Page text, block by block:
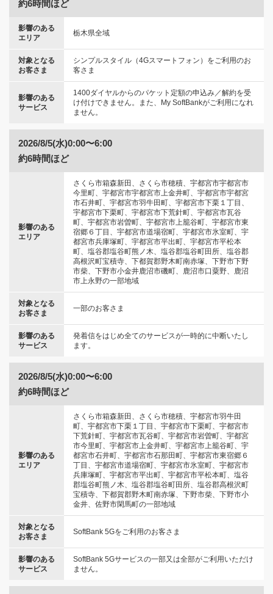
約6時間ほど
影響のある
エリア
栃木県全域
対象となる
お客さま
シンプルスタイル（4Gスマートフォン）をご利用のお
客さま
影響のある
サービス
1400ダイヤルからのパケット定額の申込み／解約を受
け付けできません。また、My SoftBankがご利用になれ
ません。
2026/8/5(水)0:00〜6:00
約6時間ほど
影響のある
エリア
さくら市箱森新田、さくら市穂積、宇都宮市宇都宮市
今里町、宇都宮市宇都宮市上金井町、宇都宮市宇都宮
市石井町、宇都宮市羽牛田町、宇都宮市下栗１丁目、
宇都宮市下栗町、宇都宮市下荒針町、宇都宮市瓦谷
町、宇都宮市岩曽町、宇都宮市上籠谷町、宇都宮市東
宿郷６丁目、宇都宮市道場宿町、宇都宮市氷室町、宇
都宮市兵庫塚町、宇都宮市平出町、宇都宮市平松本
町、塩谷郡塩谷町熊ノ木、塩谷郡塩谷町田所、塩谷郡
高根沢町宝積寺、下都賀郡野木町南赤塚、下野市下野
市柴、下野市小金井鹿沼市磯町、鹿沼市口粟野、鹿沼
市上永野の一部地域
対象となる
お客さま
一部のお客さま
影響のある
サービス
発着信をはじめ全てのサービスが一時的に中断いたし
ます。
2026/8/5(水)0:00〜6:00
約6時間ほど
影響のある
エリア
さくら市箱森新田、さくら市穂積、宇都宮市羽牛田
町、宇都宮市下栗１丁目、宇都宮市下栗町、宇都宮市
下荒針町、宇都宮市瓦谷町、宇都宮市岩曽町、宇都宮
市今里町、宇都宮市上金井町、宇都宮市上籠谷町、宇
都宮市石井町、宇都宮市石那田町、宇都宮市東宿郷６
丁目、宇都宮市道場宿町、宇都宮市氷室町、宇都宮市
兵庫塚町、宇都宮市平出町、宇都宮市平松本町、塩谷
郡塩谷町熊ノ木、塩谷郡塩谷町田所、塩谷郡高根沢町
宝積寺、下都賀郡野木町南赤塚、下野市柴、下野市小
金井、佐野市閑馬町の一部地域
対象となる
お客さま
SoftBank 5Gをご利用のお客さま
影響のある
サービス
SoftBank 5Gサービスの一部又は全部がご利用いただけ
ません。